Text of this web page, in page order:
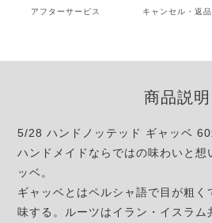
アフターサービス キャンセル・ 返品
商品説明
5/28 ハンドノッテッド ギャッベ
ハンドメイドならではの味わいと想
ッベ。
ギャッベとはペルシャ語で目が粗く
味する。ルーツはイラン・イスラム